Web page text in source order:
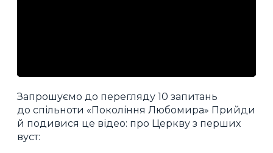
Запрошуємо до перегляду 10 запитань
до спільноти «Покоління Любомира» Прийди
й подивися це відео: про Церкву з перших
вуст: